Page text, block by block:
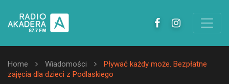
Home Wiadomości
Pływać każdy może. Bezpłatne
zajęcia dla dzieci z Podlaskiego